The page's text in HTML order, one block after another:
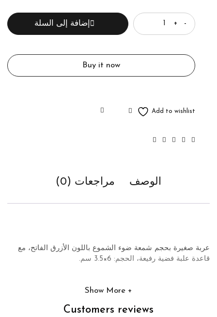
إضافة إلى السلة
Buy it now
الوصف مراجعات (0)
عربة صغيرة بحجم شمعة ضوء الشموع باللون الأزرق الفاتح، مع
قاعدة علبة فضية رفيعة، الحجم: 6×3.5 سم.
Show More
Customers reviews